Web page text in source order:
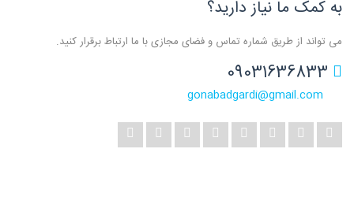
به کمک ما نیاز دارید؟
می تواند از طریق شماره تماس و فضای مجازی با ما ارتباط برقرار کنید.
gonabadgardi@gmail.com